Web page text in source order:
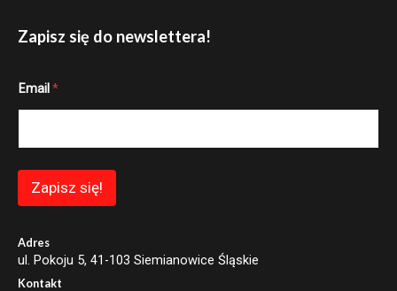
Zapisz się do newslettera!
E
l
Email *
Zapisz się!
Adres
ul. Pokoju 5, 41-103 Siemianowice Śląskie
Kontakt